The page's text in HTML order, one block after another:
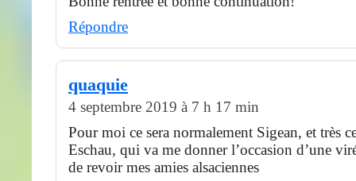
Répondre
quaquie
4 septembre 2019 à 7 h 17 min
Pour moi ce sera normalement Sigean, et très
Eschau, qui va me donner l’occasion d’une
de revoir mes amies alsaciennes